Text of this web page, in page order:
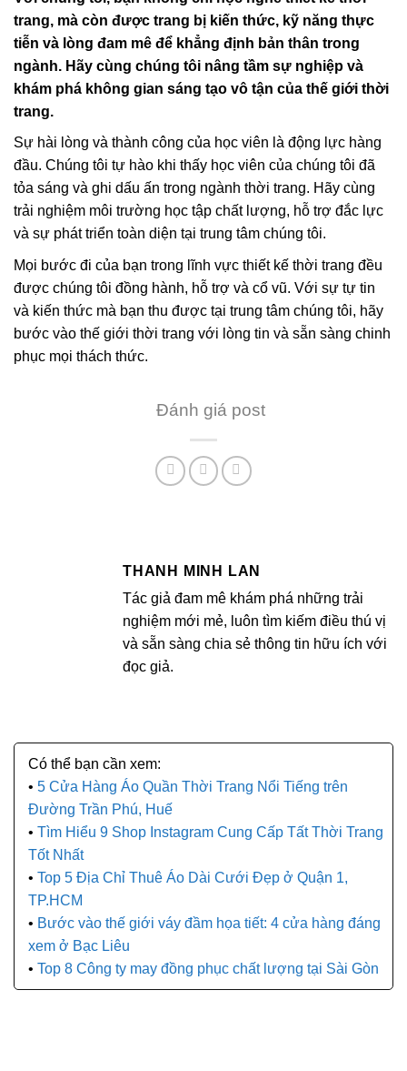
trang, mà còn được trang bị kiến thức, kỹ năng thực
tiễn và lòng đam mê để khẳng định bản thân trong
ngành. Hãy cùng chúng tôi nâng tầm sự nghiệp và
khám phá không gian sáng tạo vô tận của thế giới thời
trang.
Sự hài lòng và thành công của học viên là động lực hàng
đầu. Chúng tôi tự hào khi thấy học viên của chúng tôi đã
tỏa sáng và ghi dấu ấn trong ngành thời trang. Hãy cùng
trải nghiệm môi trường học tập chất lượng, hỗ trợ đắc lực
và sự phát triển toàn diện tại trung tâm chúng tôi.
Mọi bước đi của bạn trong lĩnh vực thiết kế thời trang đều
được chúng tôi đồng hành, hỗ trợ và cổ vũ. Với sự tự tin
và kiến thức mà bạn thu được tại trung tâm chúng tôi, hãy
bước vào thế giới thời trang với lòng tin và sẵn sàng chinh
phục mọi thách thức.
Đánh giá post
THANH MINH LAN
Tác giả đam mê khám phá những trải
nghiệm mới mẻ, luôn tìm kiếm điều thú vị
và sẵn sàng chia sẻ thông tin hữu ích với
đọc giả.
5 Cửa Hàng Áo Quần Thời Trang Nổi Tiếng trên
Đường Trần Phú, Huế
Tìm Hiểu 9 Shop Instagram Cung Cấp Tất Thời Trang
Tốt Nhất
Top 5 Địa Chỉ Thuê Áo Dài Cưới Đẹp ở Quận 1,
TP.HCM
Bước vào thế giới váy đầm họa tiết: 4 cửa hàng đáng
xem ở Bạc Liêu
Top 8 Công ty may đồng phục chất lượng tại Sài Gòn